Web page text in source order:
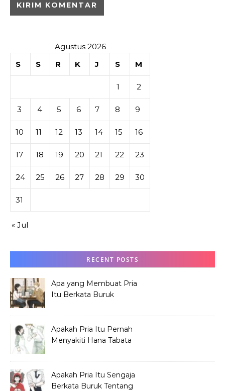
Agustus 2026
S
S R K J S M
1 2
3 4 5 6 7 8 9
10 11 12 13 14 15 16
17 18 19 20 21 22 23
24 25 26 27 28 29 30
31
« Jul
RECENT POSTS
Apa yang Membuat Pria
Itu Berkata Buruk
Apakah Pria Itu Pernah
Menyakiti Hana Tabata
Apakah Pria Itu Sengaja
Berkata Buruk Tentang